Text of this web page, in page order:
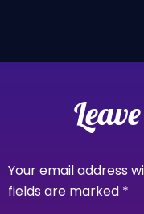
Your email address
fields are marked *